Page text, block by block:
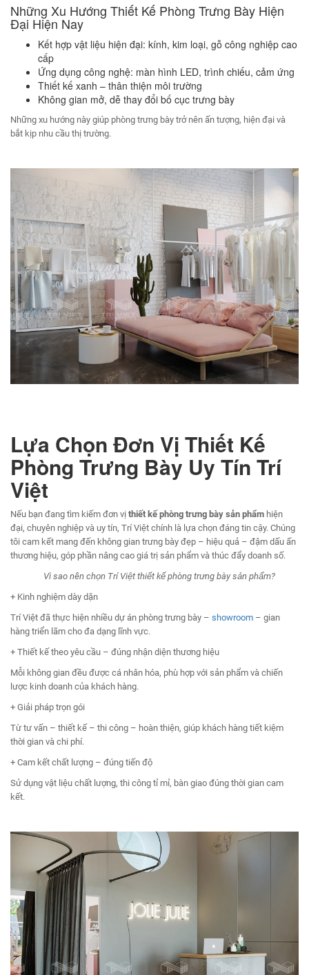
Những Xu Hướng Thiết Kế Phòng Trưng Bày Hiện
Đại Hiện Nay
Kết hợp vật liệu hiện đại: kính, kim loại, gỗ công nghiệp cao
cấp
Ứng dụng công nghệ: màn hình LED, trình chiếu, cảm ứng
Thiết kế xanh – thân thiện môi trường
Không gian mở, dễ thay đổi bố cục trưng bày
Những xu hướng này giúp phòng trưng bày trở nên ấn tượng, hiện đại và
bắt kịp nhu cầu thị trường.
Lựa Chọn Đơn Vị Thiết Kế
Phòng Trưng Bày Uy Tín Trí
Việt
Nếu bạn đang tìm kiếm đơn vị thiết kế phòng trưng bày sản phẩm hiện
đại, chuyên nghiệp và uy tín, Trí Việt chính là lựa chọn đáng tin cậy. Chúng
tôi cam kết mang đến không gian trưng bày đẹp – hiệu quả – đậm dấu ấn
thương hiệu, góp phần nâng cao giá trị sản phẩm và thúc đẩy doanh số.
Vì sao nên chọn Trí Việt thiết kế phòng trưng bày sản phẩm?
+ Kinh nghiệm dày dặn
Trí Việt đã thực hiện nhiều dự án phòng trưng bày – showroom – gian
hàng triển lãm cho đa dạng lĩnh vực.
+ Thiết kế theo yêu cầu – đúng nhận diện thương hiệu
Mỗi không gian đều được cá nhân hóa, phù hợp với sản phẩm và chiến
lược kinh doanh của khách hàng.
+ Giải pháp trọn gói
Từ tư vấn – thiết kế – thi công – hoàn thiện, giúp khách hàng tiết kiệm
thời gian và chi phí.
+ Cam kết chất lượng – đúng tiến độ
Sử dụng vật liệu chất lượng, thi công tỉ mỉ, bàn giao đúng thời gian cam
kết.